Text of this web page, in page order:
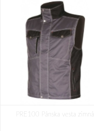
vesta modrá
PRE100 Pánska vesta zimná